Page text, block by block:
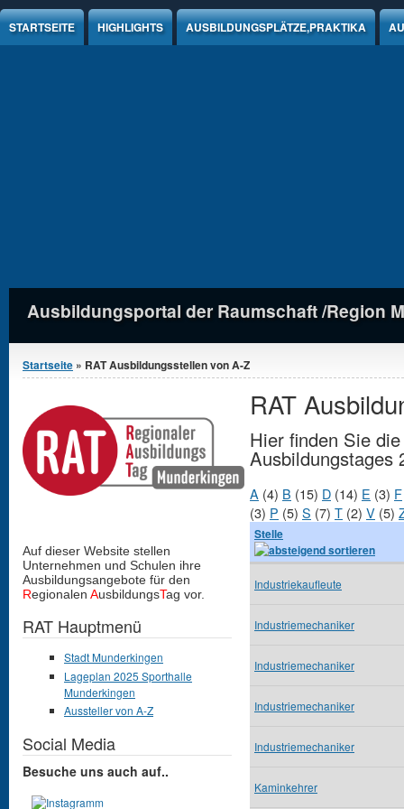
Jump to Content
STARTSEITE HIGHLIGHTS AUSBILDUNGSPLÄTZE,PRAKTIKA
Ausbildungsportal der Raumschaft /Region
Sie sind hier
Startseite » RAT Ausbildungsstellen von A-Z
RAT
Hier finden Sie
Ausbildungstages
A (4) B (15) D (14) E (3) F
(3) P (5) S (7) T (2) V (5)
Stelle
Industriekaufleute
Industriemechaniker
Industriemechaniker
Industriemechaniker
Industriemechaniker
Kaminkehrer
Auf dieser Website stellen
Unternehmen und Schulen ihre
Ausbildungsangebote für den
Regionalen AusbildungsTag vor.
RAT Hauptmenü
Stadt Munderkingen
Lageplan 2025 Sporthalle
Munderkingen
Aussteller von A-Z
Social Media
Besuche uns auch auf..